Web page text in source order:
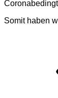
Somit haben